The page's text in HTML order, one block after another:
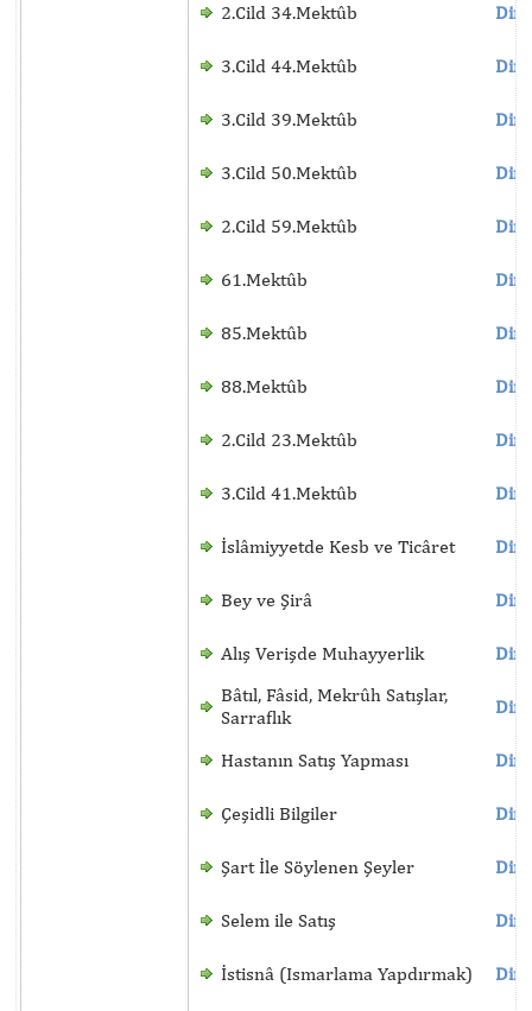
2.Cild 34.Mektûb
3.Cild 44.Mektûb
3.Cild 39.Mektûb
3.Cild 50.Mektûb
2.Cild 59.Mektûb
61.Mektûb
85.Mektûb
88.Mektûb
2.Cild 23.Mektûb
3.Cild 41.Mektûb
İslâmiyyetde Kesb ve Ticâret
Bey ve Şirâ
Alış Verişde Muhayyerlik
Bâtıl, Fâsid, Mekrûh Satışlar,
Sarraflık
Hastanın Satış Yapması
Çeşidli Bilgiler
Şart İle Söylenen Şeyler
Selem ile Satış
İstisnâ (Ismarlama Yapdırmak)